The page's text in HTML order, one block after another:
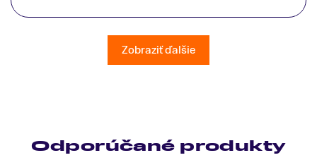
Ešte raz ďakujem.Zobraziť ďalšie
Odporúčané produkty